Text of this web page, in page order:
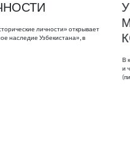
личности» открывает
наследие Узбекистана», в
В
и